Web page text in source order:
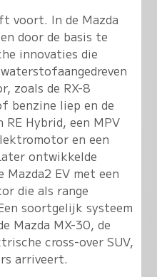
voort. In de Mazda
door de basis te
innovaties die
zoals de RX-8
benzine liep en de
RE Hybrid, een MPV
en een
ontwikkelde
EV met een
die als range
soortgelijk systeem
Mazda MX-30, de
cross-over SUV,
arriveert.